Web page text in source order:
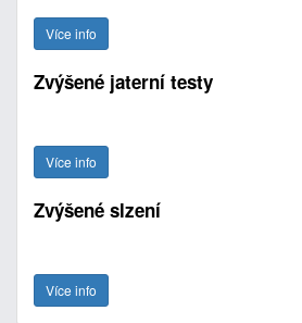
Více info
Zvýšené jaterní testy
Více info
Zvýšené slzení
Více info